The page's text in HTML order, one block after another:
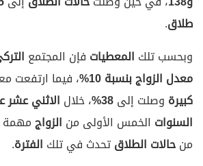
طلاق.
وبحسب تلك المعطيات فإن المجتمع
معدل الزواجبنسبة10% ، فيما ارتفعت
كبيرة وصلت إلى38% ، خلال الاثني عشر
السنوات الخمس الأولى من الزواجمهمة
منحالات الطلاقتحدث في تلك الفترة.